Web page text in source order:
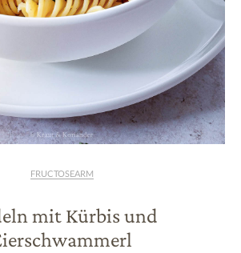
FRUCTOSEARM
mit Kürbis und